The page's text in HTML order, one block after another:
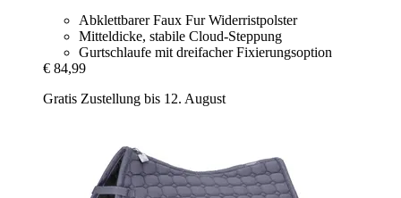
Abklettbarer Faux Fur Widerristpolster
Mitteldicke, stabile Cloud-Steppung
Gurtschlaufe mit dreifacher Fixierungsoption
€ 84,99
Gratis Zustellung bis 12. August